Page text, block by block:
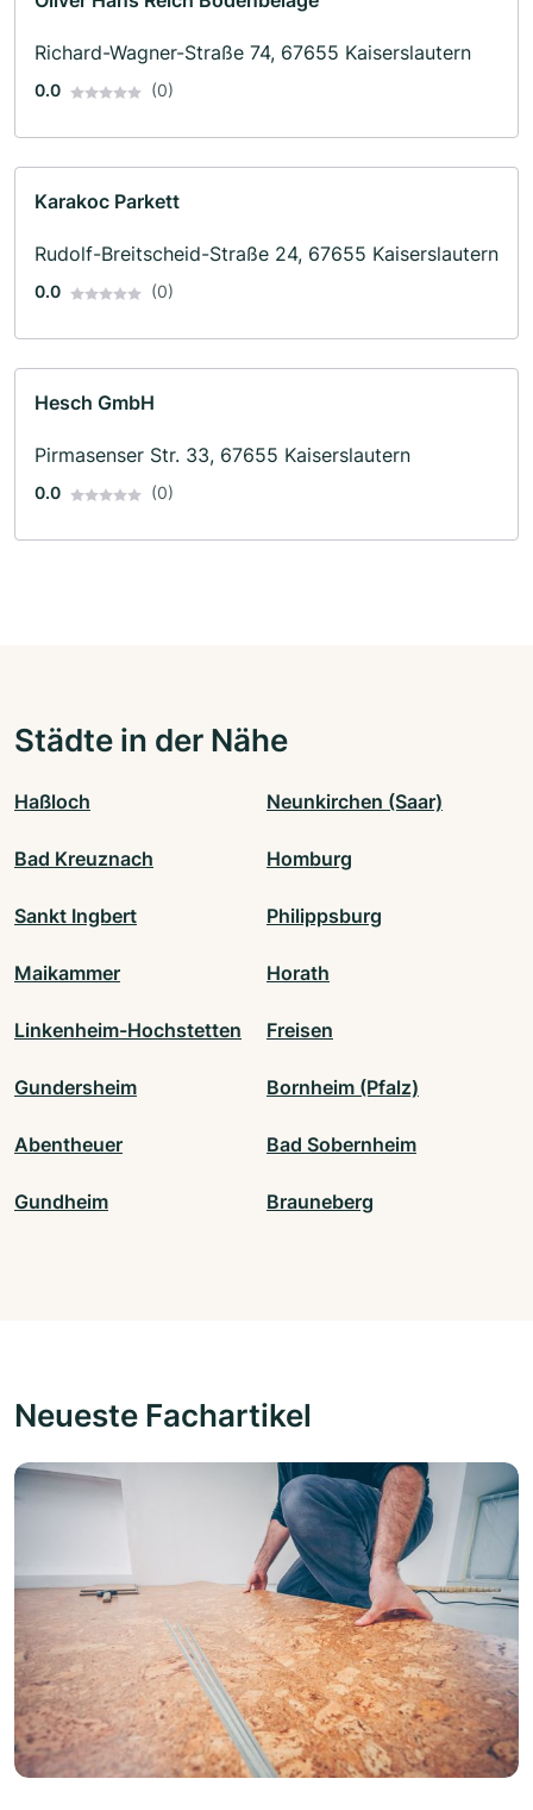
Richard-Wagner-Straße 74, 67655 Kaiserslautern
0.0 (0)
Karakoc Parkett
Rudolf-Breitscheid-Straße 24, 67655 Kaiserslautern
0.0 (0)
Hesch GmbH
Pirmasenser Str. 33, 67655 Kaiserslautern
0.0 (0)
Städte in der Nähe
Haßloch Neunkirchen (Saar)
Bad Kreuznach Homburg
Sankt Ingbert Philippsburg
Maikammer Horath
Linkenheim-Hochstetten Freisen
Gundersheim Bornheim (Pfalz)
Abentheuer Bad Sobernheim
Gundheim Brauneberg
Neueste Fachartikel